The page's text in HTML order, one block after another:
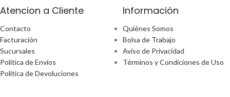
Atencion a Cliente
Contacto
Facturación
Sucursales
Política de Envíos
Política de Devoluciones
Información
Quiénes Somos
Bolsa de Trabajo
Aviso de Privacidad
Términos y Condiciones de Uso